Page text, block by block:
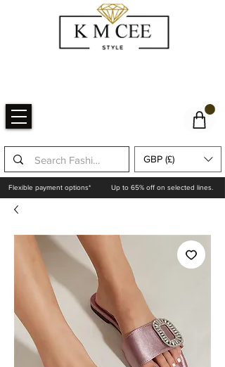
GBP (£)
Flexible payment options* Up to 65% off on selected lines.